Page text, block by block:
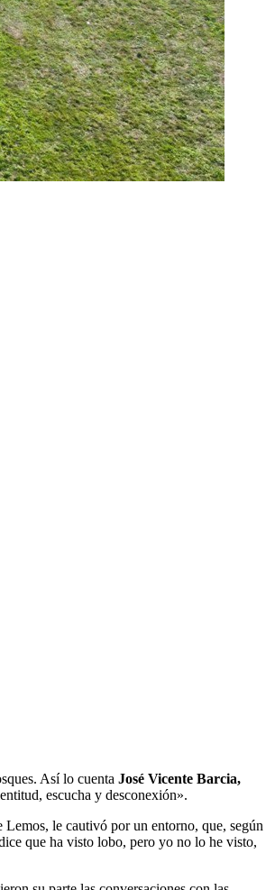
Así lo cuenta José Vicente Barcia,
escucha y desconexión».
le cautivó por un entorno, que, según
que ha visto lobo, pero yo no lo he visto,